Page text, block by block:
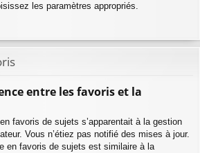
les paramètres appropriés.
entre les favoris et la
favoris de sujets s’apparentait à la gestion
Vous n’étiez pas notifié des mises à jour.
en favoris de sujets est similaire à la